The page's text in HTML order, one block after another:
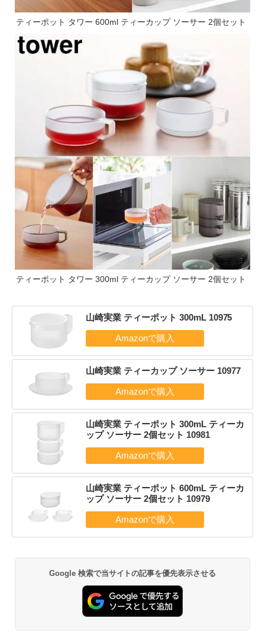
ティーポット タワー 600ml ティーカップ ソーサー 2個セット
ティーポット タワー 300ml ティーカップ ソーサー 2個セット
山崎実業 ティーポット 300mL 10975
山崎実業 ティーカップ ソーサー 10977
山崎実業 ティーポット 300mL ティーカ
ップ ソーサー 2個セット 10981
山崎実業 ティーポット 600mL ティーカ
ップ ソーサー 2個セット 10979
Google 検索で当サイトの記事を優先表示させる